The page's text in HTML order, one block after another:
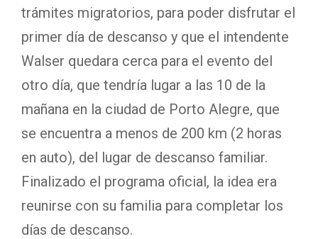
trámites migratorios, para poder disfrutar el
primer día de descanso y que el intendente
Walser quedara cerca para el evento del
otro día, que tendría lugar a las 10 de la
mañana en la ciudad de Porto Alegre, que
se encuentra a menos de 200 km (2 horas
en auto), del lugar de descanso familiar.
Finalizado el programa oficial, la idea era
reunirse con su familia para completar los
días de descanso.